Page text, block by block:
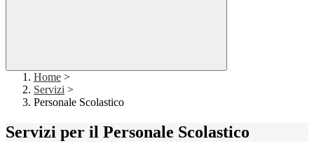
Home >
Servizi >
Personale Scolastico
Servizi per il Personale Scolastico